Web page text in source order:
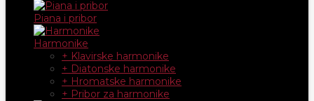
Piana i pribor
Harmonike
+ Klavirske harmonike
+ Diatonske harmonike
+ Hromatske harmonike
+ Pribor za harmonike